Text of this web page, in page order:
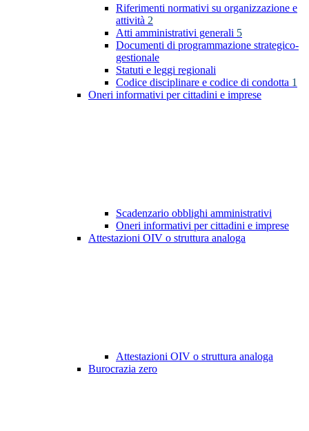
Riferimenti normativi su organizzazione e
attività 2
Atti amministrativi generali 5
Documenti di programmazione strategico-
gestionale
Statuti e leggi regionali
Codice disciplinare e codice di condotta 1
Oneri informativi per cittadini e imprese
Scadenzario obblighi amministrativi
Oneri informativi per cittadini e imprese
Attestazioni OIV o struttura analoga
Attestazioni OIV o struttura analoga
Burocrazia zero